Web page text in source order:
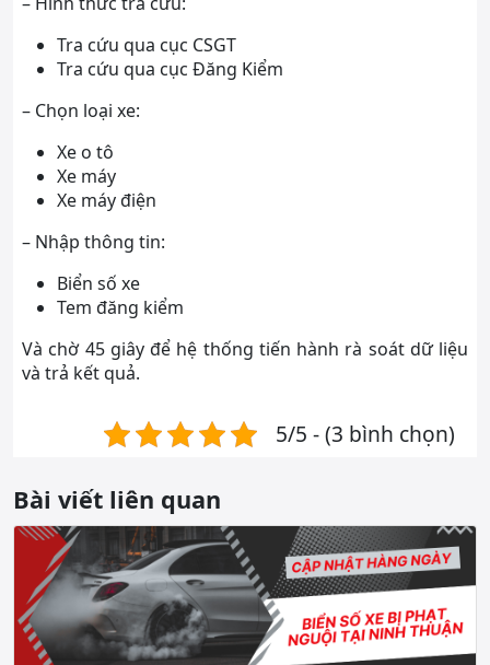
Tra cứu qua cục CSGT
Tra cứu qua cục Đăng Kiểm
– Chọn loại xe:
Xe o tô
Xe máy
Xe máy điện
– Nhập thông tin:
Biển số xe
Tem đăng kiểm
Và chờ 45 giây để hệ thống tiến hành rà soát dữ liệu
và trả kết quả.
5/5 - (3 bình chọn)
Bài viết liên quan